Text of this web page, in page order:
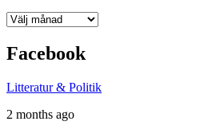
Arkiv
Facebook
Litteratur & Politik
2 months ago